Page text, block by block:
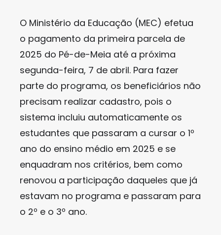
O Ministério da Educação (MEC) efetua
o pagamento da primeira parcela de
2025 do Pé-de-Meia até a próxima
segunda-feira, 7 de abril. Para fazer
parte do programa, os beneficiários não
precisam realizar cadastro, pois o
sistema incluiu automaticamente os
estudantes que passaram a cursar o 1º
ano do ensino médio em 2025 e se
enquadram nos critérios, bem como
renovou a participação daqueles que já
estavam no programa e passaram para
o 2º e o 3º ano.